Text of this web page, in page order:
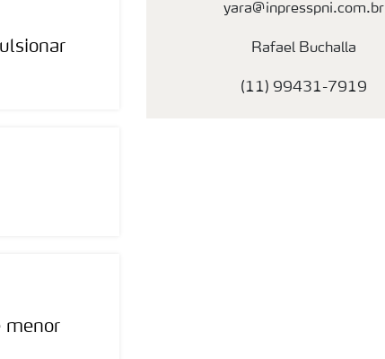
menor
yara@inpresspni.com.br
Rafael Buchalla
(11) 99431-7919